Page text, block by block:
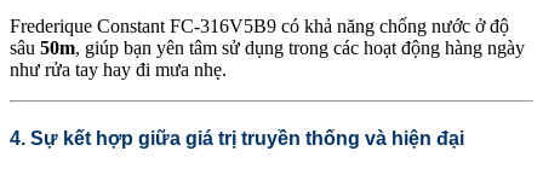
Frederique Constant FC-316V5B9 có khả năng chống nước ở độ
sâu 50m, giúp bạn yên tâm sử dụng trong các hoạt động hàng ngày
như rửa tay hay đi mưa nhẹ.
4. Sự kết hợp giữa giá trị truyền thống và hiện đại